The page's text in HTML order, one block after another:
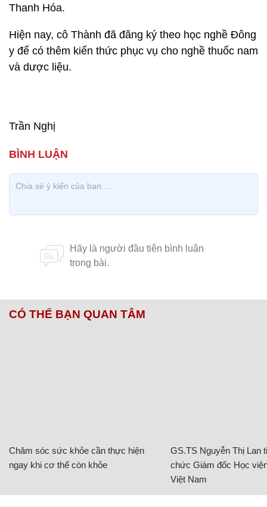
Thanh Hóa.
Hiện nay, cô Thành đã đăng ký theo học nghề Đông
y để có thêm kiến thức phục vụ cho nghề thuốc nam
và dược liệu.
Trần Nghị
CÓ THỂ BẠN QUAN TÂM
Chăm sóc sức khỏe cần thực hiện
ngay khi cơ thể còn khỏe
GS.TS Nguyễn Thị Lan
chức Giám đốc Học
Việt Nam